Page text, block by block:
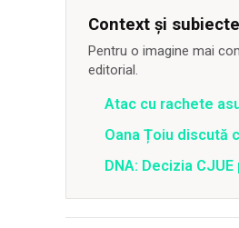
Context și
Pentru o imagine mai
editorial.
Atac cu rachete
Oana Țoiu discută
DNA: Decizia